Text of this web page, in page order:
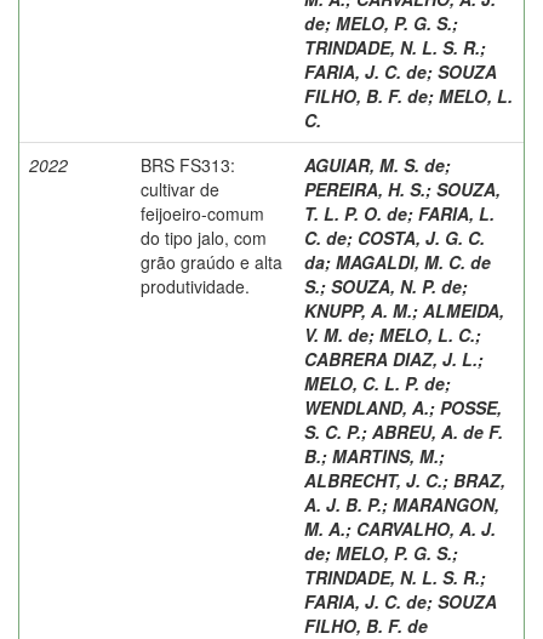
de; MELO, P. G. S.;
TRINDADE, N. L. S. R.;
FARIA, J. C. de; SOUZA
FILHO, B. F. de; MELO, L.
C.
2022
BRS FS313:
cultivar de
feijoeiro-comum
do tipo jalo, com
grão graúdo e alta
produtividade.
AGUIAR, M. S. de;
PEREIRA, H. S.; SOUZA,
T. L. P. O. de; FARIA, L.
C. de; COSTA, J. G. C.
da; MAGALDI, M. C. de
S.; SOUZA, N. P. de;
KNUPP, A. M.; ALMEIDA,
V. M. de; MELO, L. C.;
CABRERA DIAZ, J. L.;
MELO, C. L. P. de;
WENDLAND, A.; POSSE,
S. C. P.; ABREU, A. de F.
B.; MARTINS, M.;
ALBRECHT, J. C.; BRAZ,
A. J. B. P.; MARANGON,
M. A.; CARVALHO, A. J.
de; MELO, P. G. S.;
TRINDADE, N. L. S. R.;
FARIA, J. C. de; SOUZA
FILHO, B. F. de